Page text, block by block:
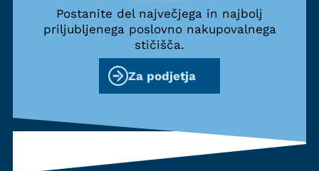
Postanite del največjega in najbolj
priljubljenega poslovno nakupovalnega
stičišča.
Za podjetja